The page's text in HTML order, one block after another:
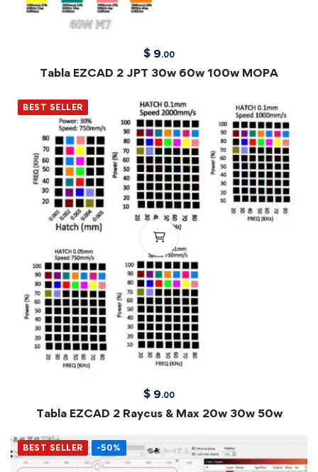
$ 9.00
Tabla EZCAD 2 JPT 30w 60w 100w MOPA
BEST SELLER
$ 9.00
Tabla EZCAD 2 Raycus & Max 20w 30w 50w
BEST SELLER -50%